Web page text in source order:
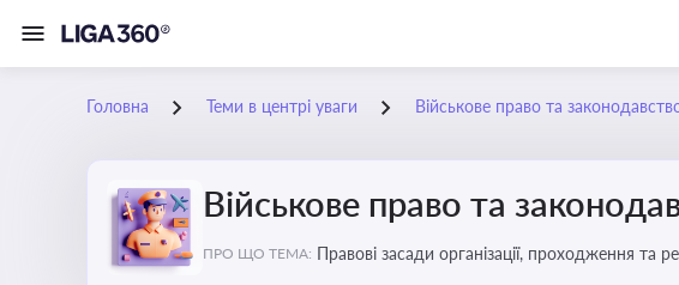
Головна Теми в центрі уваги Військове право та
Військове право та
ПРО ЩО ТЕМА: Правові засади організації, проходження та